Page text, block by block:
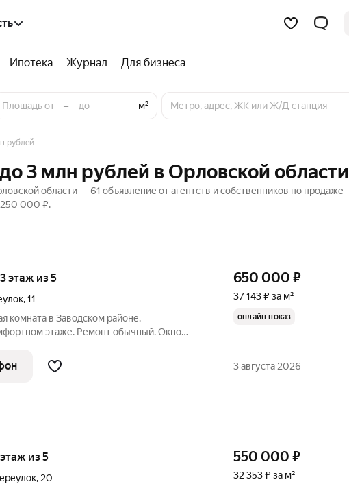
Ипотека Журнал Для бизнеса
– м²
рублей
3 млн рублей в Орловской области
области — 61 объявление от агентств и собственников по продаже
250 000 ₽.
3 этаж из 5
,11
комната в Заводском районе.
этаже. Ремонт обычный. Окно
закрыт на ключ. Рядом парк Ботаника, 10
650 000 ₽
37 143 ₽ за м²
онлайн показ
3 августа 2026
этаж из 5
, 20
550 000 ₽
32 353 ₽ за м²